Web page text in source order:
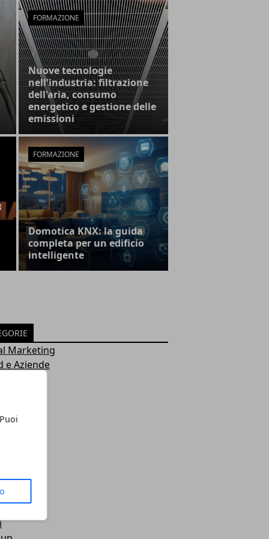
FORMAZIONE
Nuove tecnologie
nell'industria: filtrazione
dell'aria, consumo
energetico e gestione delle
emissioni
FORMAZIONE
Domotica KNX: la guida
completa per un edificio
intelligente
Marketing
e Aziende